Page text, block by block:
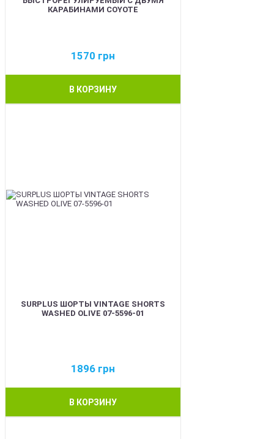
КАРАБИНАМИ COYOTE
1570 грн
В КОРЗИНУ
SURPLUS ШОРТЫ VINTAGE SHORTS
WASHED OLIVE 07-5596-01
1896 грн
В КОРЗИНУ